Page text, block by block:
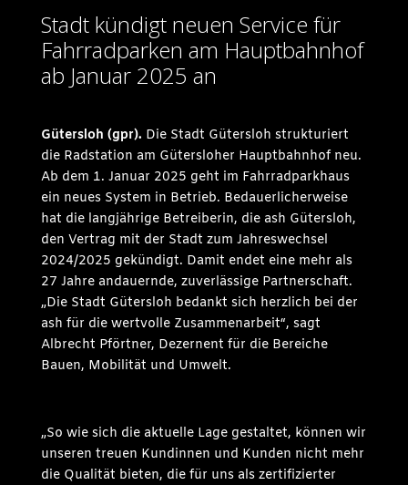
Stadt kündigt neuen Service für
Fahrradparken am Hauptbahnhof
ab Januar 2025 an
Gütersloh (gpr). Die Stadt Gütersloh strukturiert
die Radstation am Gütersloher Hauptbahnhof neu.
Ab dem 1. Januar 2025 geht im Fahrradparkhaus
ein neues System in Betrieb. Bedauerlicherweise
hat die langjährige Betreiberin, die ash Gütersloh,
den Vertrag mit der Stadt zum Jahreswechsel
2024/2025 gekündigt. Damit endet eine mehr als
27 Jahre andauernde, zuverlässige Partnerschaft.
„Die Stadt Gütersloh bedankt sich herzlich bei der
ash für die wertvolle Zusammenarbeit“, sagt
Albrecht Pförtner, Dezernent für die Bereiche
Bauen, Mobilität und Umwelt.
„So wie sich die aktuelle Lage gestaltet, können wir
unseren treuen Kundinnen und Kunden nicht mehr
die Qualität bieten, die für uns als zertifizierter